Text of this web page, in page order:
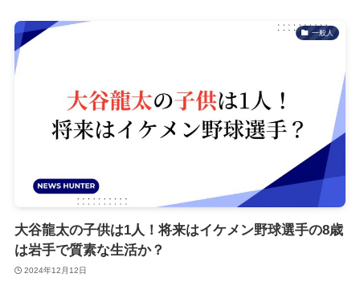
一般人
大谷龍太の子供は1人！将来はイケメン野球選手の8歳
は岩手で質素な生活か？
2024年12月12日